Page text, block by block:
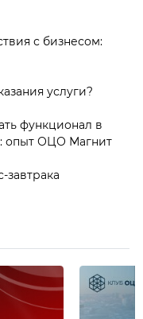
с бизнесом:
услуги?
функционал в
опыт ОЦО Магнит
завтрака